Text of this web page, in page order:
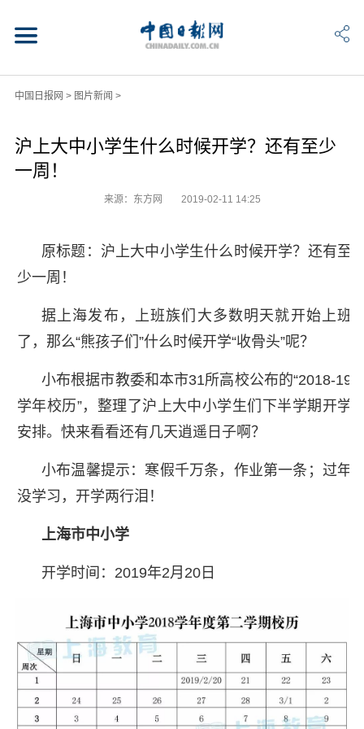
中国日报网 > 图片新闻 >
沪上大中小学生什么时候开学？还有至少
一周！
来源：东方网 2019-02-11 14:25
原标题：沪上大中小学生什么时候开学？还有至
少一周！
据上海发布，上班族们大多数明天就开始上班
了，那么“熊孩子们”什么时候开学“收骨头”呢？
小布根据市教委和本市31所高校公布的“2018-19
学年校历”，整理了沪上大中小学生们下半学期开学
安排。快来看看还有几天逍遥日子啊？
小布温馨提示：寒假千万条，作业第一条；过年
没学习，开学两行泪！
上海市中小学
开学时间：2019年2月20日